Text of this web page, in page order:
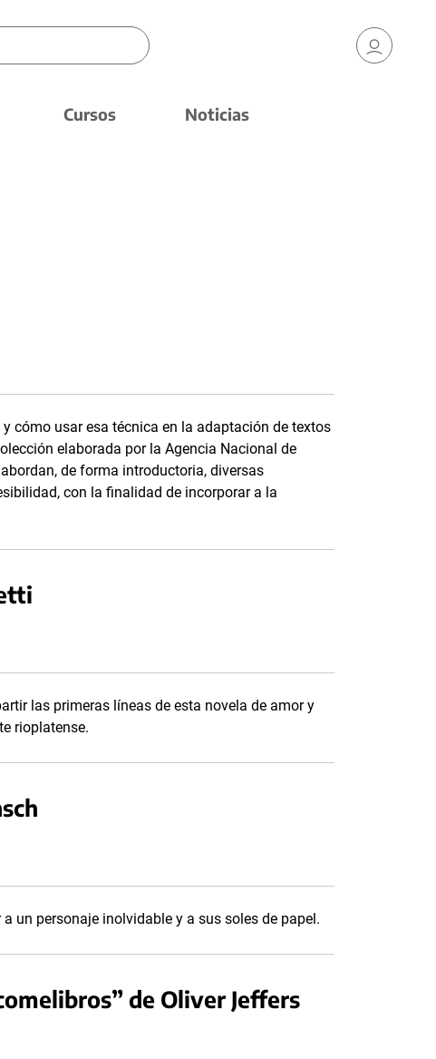
Cursos Noticias
cómo usar esa técnica en la adaptación de textos
elaborada por la Agencia Nacional de
de forma introductoria, diversas
con la finalidad de incorporar a la
las primeras líneas de esta novela de amor y
rioplatense.
un personaje inolvidable y a sus soles de papel.
de Oliver Jeffers